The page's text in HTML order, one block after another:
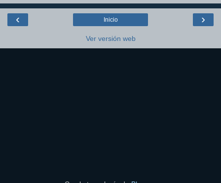
‹ ›
Inicio
Ver versión web